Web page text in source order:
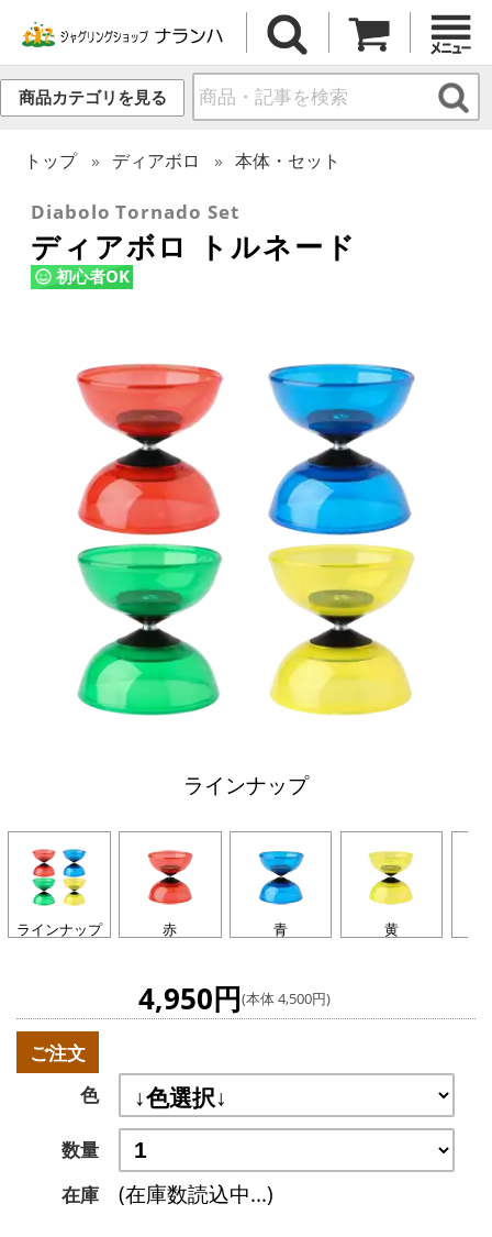
商品カテゴリを見る
トップ ディアボロ 本体・セット
Diabolo Tornado Set
ディアボロ トルネード
初心者OK
ラインナップ
ラインナップ 赤 青 黄
4,950円(本体 4,500円)
ご注文
色
数量
在庫
(在庫数読込中...)